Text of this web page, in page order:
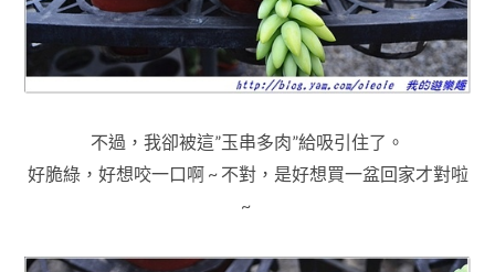
不過，我卻被這”玉串多肉”給吸引住了 。
好脆綠，好想咬一口啊 ~ 不對，是好想買一盆回家才對啦
~